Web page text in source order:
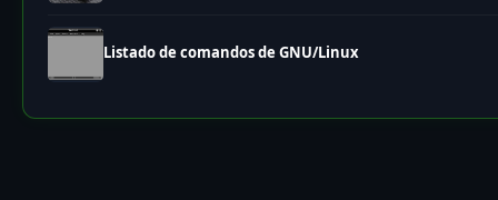
Listado de comandos de GNU/Linux